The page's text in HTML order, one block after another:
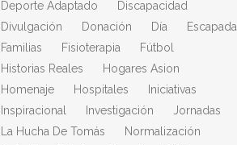
Deporte Adaptado
Discapacidad
Divulgación
Donación Día
Escapada
Familias
Fisioterapia
Fútbol
Historias Reales
Hogares Asion
Homenaje
Hospitales
Iniciativas
Inspiracional
Investigación
Jornadas
La Hucha De Tomás
Normalización